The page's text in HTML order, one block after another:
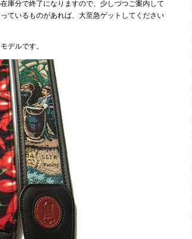
庫分で終了になりますので、少しづつご案内して
ているものがあれば、大至急ゲットしてください
デルです。